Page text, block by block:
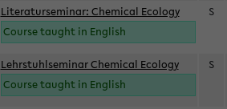
Literaturseminar: Chemical Ecology
Course taught in English
S
Lehrstuhlseminar Chemical Ecology
Course taught in English
S